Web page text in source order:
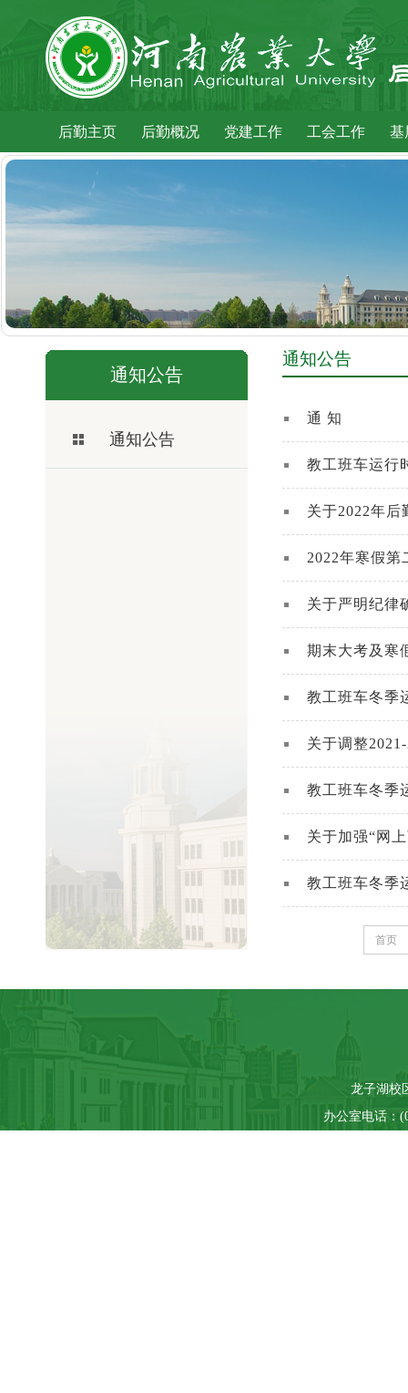
后勤主页 后勤概况 党建工作 工会工作 基
通知公告
通知公告
通知公告
通 知
教工班车运行
关于2022年后
2022年寒假第
关于严明纪律
期末大考及寒
教工班车冬季
关于调整
教工班车冬季
关于加强“网
教工班车冬季
首页
龙子湖校
办公室电话：